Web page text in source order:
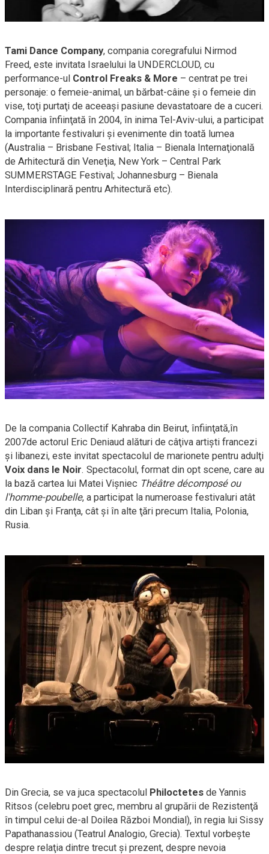
Tami Dance Company, compania coregrafului Nirmod
Freed, este invitata Israelului la UNDERCLOUD, cu
performance-ul Control Freaks & More – centrat pe trei
personaje: o femeie-animal, un bărbat-câine şi o femeie din
vise, toţi purtaţi de aceeaşi pasiune devastatoare de a cuceri.
Compania înfiinţată în 2004, în inima Tel-Aviv-ului, a participat
la importante festivaluri şi evenimente din toată lumea
(Australia – Brisbane Festival; Italia – Bienala Internaţională
de Arhitectură din Veneţia, New York – Central Park
SUMMERSTAGE Festival; Johannesburg – Bienala
Interdisciplinară pentru Arhitectură etc).
De la compania Collectif Kahraba din Beirut, înfiinţată,în
2007de actorul Eric Deniaud alături de câţiva artişti francezi
şi libanezi, este invitat spectacolul de marionete pentru adulţi
Voix dans le Noir. Spectacolul, format din opt scene, care au
la bază cartea lui Matei Vişniec Théâtre décomposé ou
l'homme-poubelle, a participat la numeroase festivaluri atât
din Liban şi Franţa, cât şi în alte ţări precum Italia, Polonia,
Rusia.
Din Grecia, se va juca spectacolul Philoctetes de Yannis
Ritsos (celebru poet grec, membru al grupării de Rezistenţă
în timpul celui de-al Doilea Război Mondial), în regia lui Sissy
Papathanassiou (Teatrul Analogio, Grecia). Textul vorbeşte
despre relaţia dintre trecut şi prezent, despre nevoia